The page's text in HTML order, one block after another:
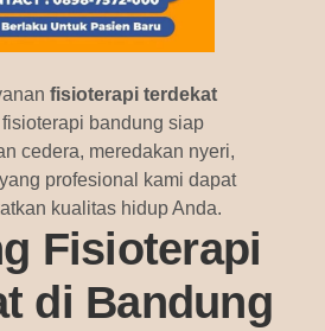
fisioterapi terdekat
bandung siap
cedera, meredakan nyeri,
profesional kami dapat
kualitas hidup Anda.
Fisioterapi
di Bandung